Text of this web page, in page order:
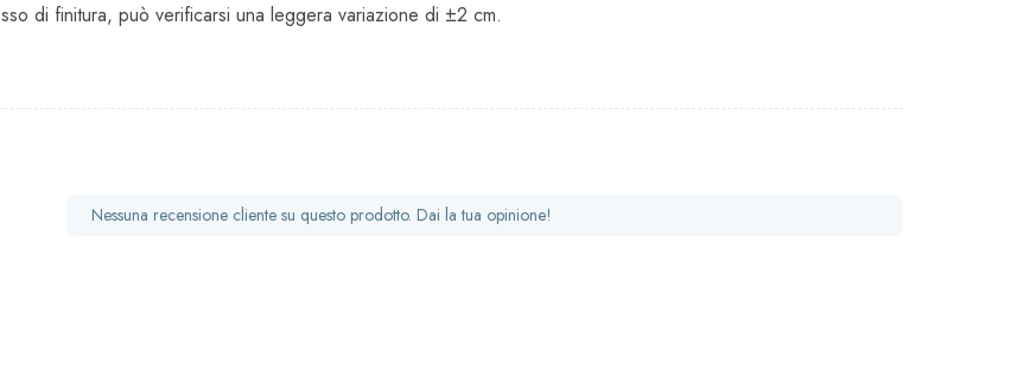
di finitura, può verificarsi una leggera variazione di ±2 cm.
Nessuna recensione cliente su questo prodotto. Dai la tua opinione!